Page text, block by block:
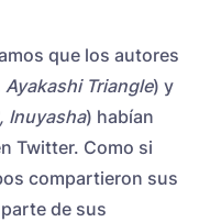
que los autores
Ayakashi Triangle) y
Inuyasha) habían
Twitter. Como si
compartieron sus
de sus